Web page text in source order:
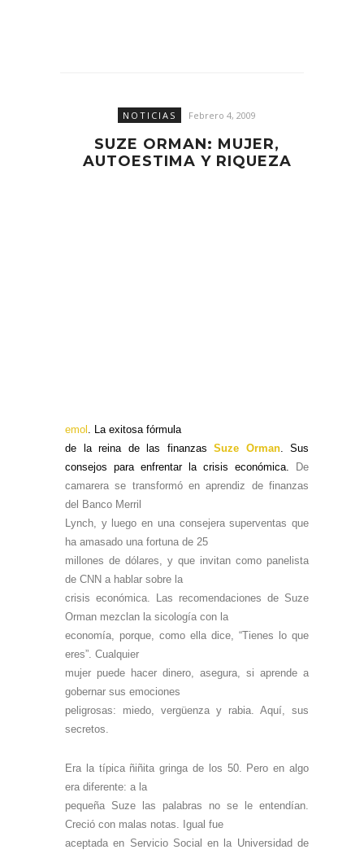
NOTICIAS Febrero 4, 2009
SUZE ORMAN: MUJER,
AUTOESTIMA Y RIQUEZA
emol
. La exitosa fórmula
de la reina de las finanzas Suze Orman. Sus
consejos para enfrentar la crisis económica.
De
camarera se transformó en aprendiz de finanzas
del Banco Merril
Lynch, y luego en una consejera superventas que
ha amasado una fortuna de 25
millones de dólares, y que invitan como panelista
de CNN a hablar sobre la
crisis económica. Las recomendaciones de Suze
Orman mezclan la sicología con la
economía, porque, como ella dice, “Tienes lo que
eres”. Cualquier
mujer puede hacer dinero, asegura, si aprende a
gobernar sus emociones
peligrosas: miedo, vergüenza y rabia. Aquí, sus
secretos.
Era la típica ñiñita gringa de los 50. Pero en algo
era diferente: a la
pequeña Suze las palabras no se le entendían.
Creció con malas notas. Igual fue
aceptada en Servicio Social en la Universidad de